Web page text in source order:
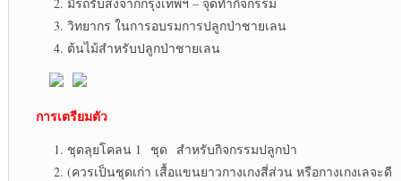
วิทยากร ในการอบรมการปลูกป่าชายเลน
ต้นไม้สำหรับปลูกป่าชายเลน
การเตรียมตัว
ชุดลุยโคลน 1 ชุด สำหรับกิจกรรมปลูกป่า
(ควรเป็นชุดเก่า เสื้อแขนยาวกางเกงสี่ส่วน หรือกางเกงเลจะดี